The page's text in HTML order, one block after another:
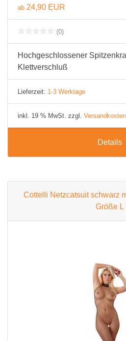
ab 24,90 EUR
(0)
Hochgeschlossener
Klettverschluß
Lieferzeit: 1-3 Werktage
inkl. 19 % MwSt. zzgl. Versandkosten
Details
Cottelli Netzcatsuit schwarz
Größe L